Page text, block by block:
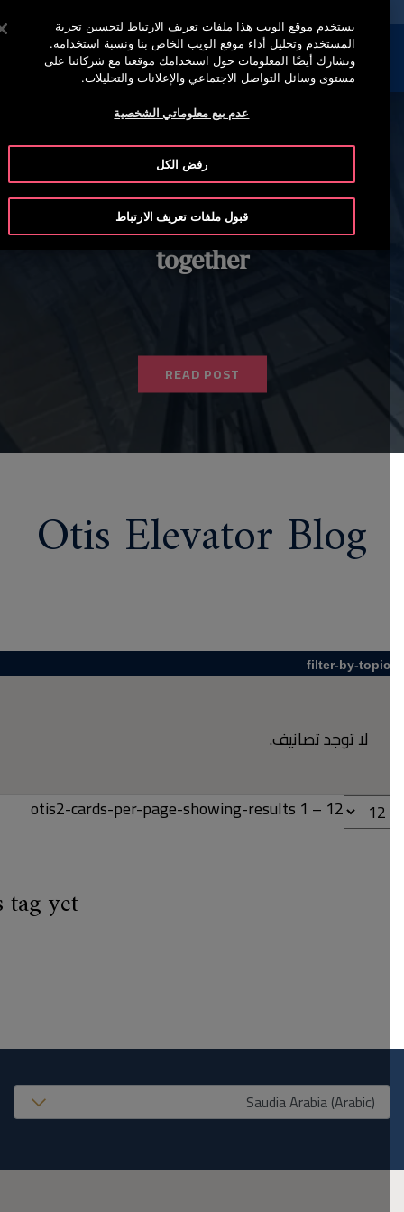
إبحث القائمة
How building managers and
maintenance providers can work
together
READ POST
Otis Elevator Blog
filter-by-topic
لا توجد تصانيف.
otis2-cards-per-page-showing-results 1 – 12
yet..
United States (EN)
يستخدم موقع الويب هذا ملفات تعريف الارتباط لتحسين تجربة
المستخدم وتحليل أداء موقع الويب الخاص بنا ونسبة استخدامه.
ونشارك أيضًا المعلومات حول استخدامك موقعنا مع شركائنا على
مستوى وسائل التواصل الاجتماعي والإعلانات والتحليلات.
عدم بيع معلوماتي الشخصية
رفض الكل
قبول ملفات تعريف الارتباط